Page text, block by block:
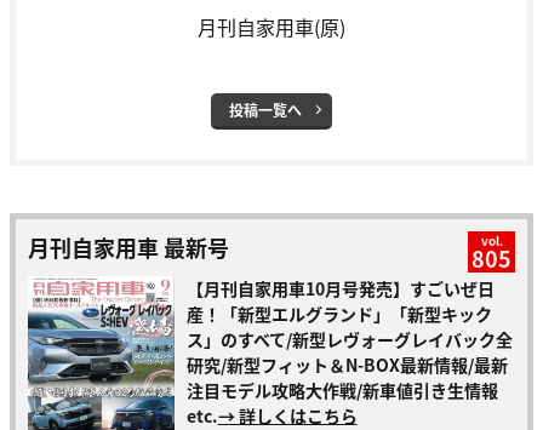
月刊自家用車(原)
投稿一覧へ
月刊自家用車 最新号 vol.
805
【月刊自家用車10月号発売】すごいぜ日
産！「新型エルグランド」「新型キック
ス」のすべて/新型レヴォーグレイバック全
研究/新型フィット＆N-BOX最新情報/最新
注目モデル攻略大作戦/新車値引き生情報
etc.→ 詳しくはこちら